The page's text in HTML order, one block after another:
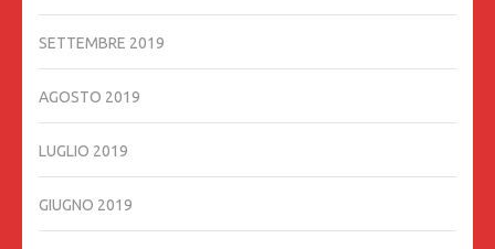
SETTEMBRE 2019
AGOSTO 2019
LUGLIO 2019
GIUGNO 2019